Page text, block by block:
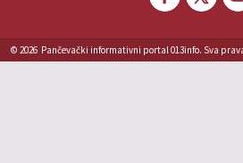
© 2026 Pančevački informativni portal 013info. Sva